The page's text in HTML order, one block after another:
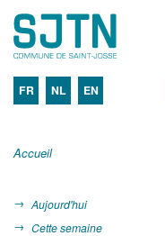
FR NL EN
Accueil
Aujourd'hui
Cette semaine